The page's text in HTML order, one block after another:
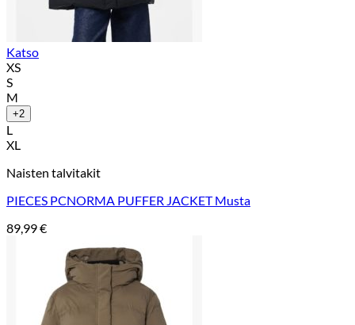
Katso
XS
S
M
+2
L
XL
Naisten talvitakit
PIECES PCNORMA PUFFER JACKET Musta
89,99€